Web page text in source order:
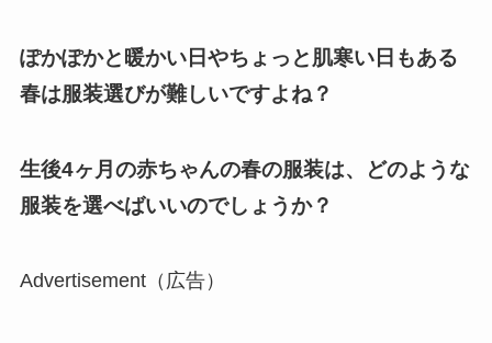
ぽかぽかと暖かい日やちょっと肌寒い日もある
春は服装選びが難しいですよね？
生後4ヶ月の赤ちゃんの春の服装は、どのような
服装を選べばいいのでしょうか？
Advertisement（広告）